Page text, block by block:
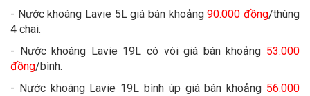
- Nước khoáng Lavie 5L giá bán khoảng90.000 đồng/thùng
4 chai.
- Nước khoáng Lavie 19L có vòi giá bán khoảng 53.000
đồng/bình.
- Nước khoáng Lavie 19L bình úp giá bán khoảng 56.000